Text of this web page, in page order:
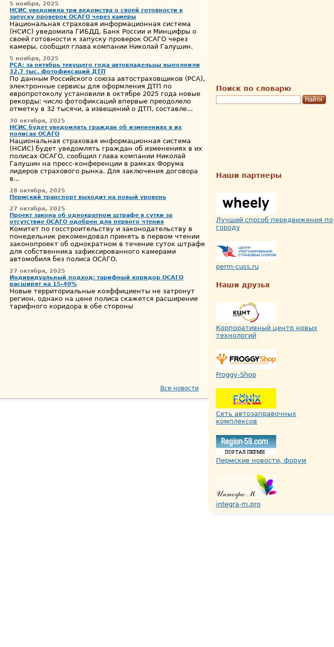
Поиск по словарю
Наши партнеры
Лучший способ передвижения по
городу
perm-cuss.ru
Наши друзья
Корпоративный центр новых
технологий
Froggy-Shop
Сеть автозаправочных
комплексов
Пермские новости, форум
integra-m.pro
5 ноября, 2025
НСИС уведомила три ведомства о своей готовности к
запуску проверок ОСАГО через камеры
Национальная страховая информационная система
(НСИС) уведомила ГИБДД, Банк России и Минцифры о
своей готовности к запуску проверок ОСАГО через
камеры, сообщил глава компании Николай Галушин.
5 ноября, 2025
РСА: за октябрь текущего года автовладельцы выполнили
32,7 тыс. фотофиксаций ДТП
По данным Российского союза автостраховщиков (РСА),
электронные сервисы для оформления ДТП по
европротоколу установили в октябре 2025 года новые
рекорды: число фотофиксаций впервые преодолело
отметку в 32 тысячи, а извещений о ДТП, составле...
30 октября, 2025
НСИС будет уведомлять граждан об изменениях в их
полисах ОСАГО
Национальная страховая информационная система
(НСИС) будет уведомлять граждан об изменениях в их
полисах ОСАГО, сообщил глава компании Николай
Галушин на пресс-конференции в рамках Форума
лидеров страхового рынка. Для заключения договора
в...
28 октября, 2025
Пермский транспорт выходит на новый уровень
27 октября, 2025
Проект закона об однократном штрафе в сутки за
отсутствие ОСАГО одобрен для первого чтения
Комитет по госстроительству и законодательству в
понедельник рекомендовал принять в первом чтении
законопроект об однократном в течение суток штрафе
для собственника зафиксированного камерами
автомобиля без полиса ОСАГО.
27 октября, 2025
Индивидуальный подход: тарифный коридор ОСАГО
расширят на 15-40%
Новые территориальные коэффициенты не затронут
регион, однако на цене полиса скажется расширение
тарифного коридора в обе стороны
Все новости